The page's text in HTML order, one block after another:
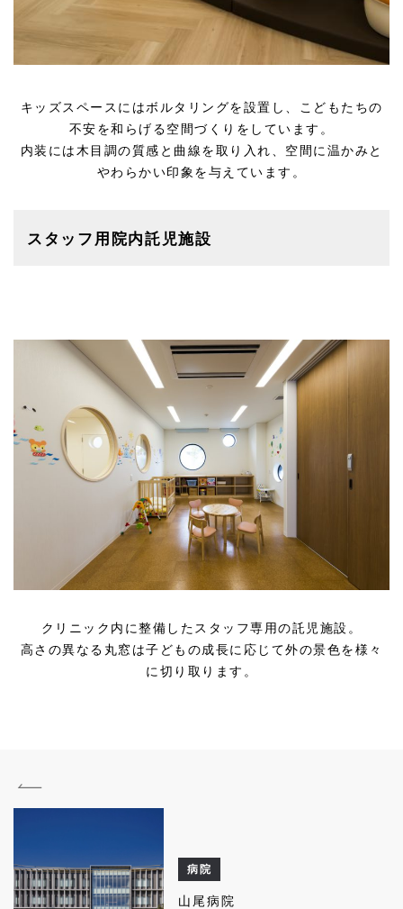
キッズスペースにはボルタリングを設置し、こどもたちの
不安を和らげる空間づくりをしています。
内装には木目調の質感と曲線を取り入れ、空間に温かみと
やわらかい印象を与えています。
スタッフ用院内託児施設
クリニック内に整備したスタッフ専用の託児施設。
高さの異なる丸窓は子どもの成長に応じて外の景色を様々
に切り取ります。
病院
山尾病院